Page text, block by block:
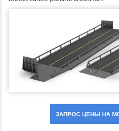
ШЛАГБАУМ
ЗАПРОС ЦЕНЫ НА